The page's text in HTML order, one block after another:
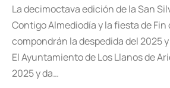
La decimoctava edición de la San
Contigo Almediodía y la fiesta de Fin
compondrán la despedida del 2025
El Ayuntamiento de Los Llanos de
2025 y da…